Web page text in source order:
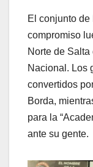
El conjunto
compromiso
Norte de
Nacional. Los
convertidos
Borda,
para la
ante su gente.